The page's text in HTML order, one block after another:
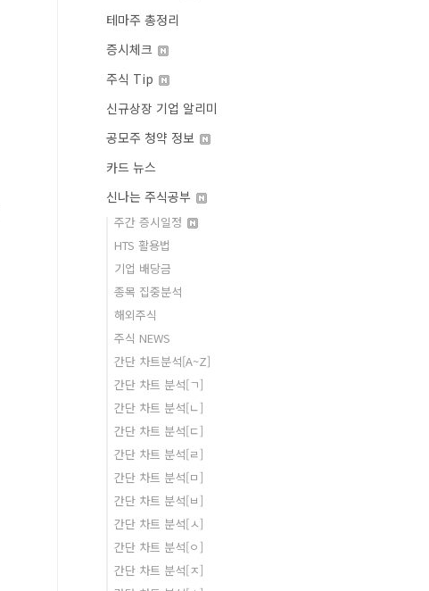
테마주 총정리
증시체크
주식 Tip
신규상장 기업 알리미
공모주 청약 정보
카드 뉴스
신나는 주식공부
주간 증시일정
HTS 활용법
기업 배당금
종목 집중분석
해외주식
주식 NEWS
간단 차트분석[A~Z]
간단 차트 분석[ㄱ]
간단 차트 분석[ㄴ]
간단 차트 분석[ㄷ]
간단 차트 분석[ㄹ]
간단 차트 분석[ㅁ]
간단 차트 분석[ㅂ]
간단 차트 분석[ㅅ]
간단 차트 분석[ㅇ]
간단 차트 분석[ㅈ]